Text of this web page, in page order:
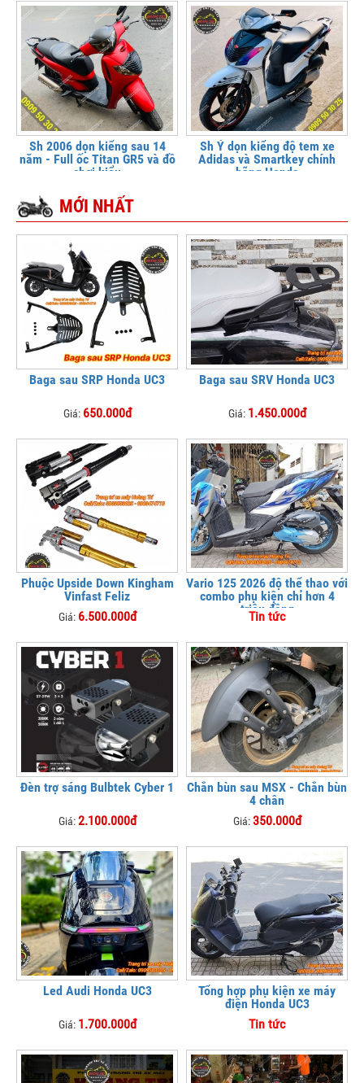
Sh 2006 dọn kiểng sau 14
năm - Full ốc Titan GR5 và đồ
chơi kiểu
Sh Ý dọn kiểng độ tem xe
Adidas và Smartkey chính
hãng Honda
MỚI NHẤT
Baga sau SRP Honda UC3
Giá: 650.000đ
Baga sau SRV Honda UC3
Giá: 1.450.000đ
Phuộc Upside Down Kingham
Vinfast Feliz
Giá: 6.500.000đ
Vario 125 2026 độ thể thao với
combo phụ kiện chỉ hơn 4
triệu đồng
Tin tức
Đèn trợ sáng Bulbtek Cyber 1
Giá:2.100.000đ
Chắn bùn sau MSX - Chắn bùn
4 chân
Giá:350.000đ
Led Audi Honda UC3
Giá: 1.700.000đ
Tổng hợp phụ kiện xe máy
điện Honda UC3
Tin tức